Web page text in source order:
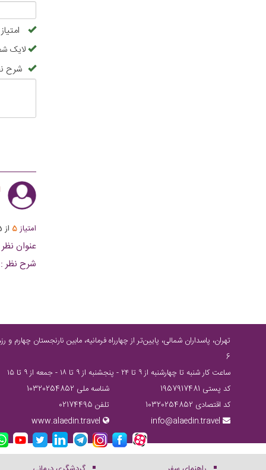
لایک
شرح
امتیاز5 از
عنوان
شرح نظر :
6
ساعت كار شنبه تا چهارشنبه از ٩ تا ٢٤ - پنجشنبه از ٩ تا ١٨ - جمعه از ٩ تا ١٥
کد پستی 1957917481
شناسه ملی 10320254852
کد اقتصادی 10320254852
تلفن 02174495
info@alaedin.travel
www.alaedin.travel